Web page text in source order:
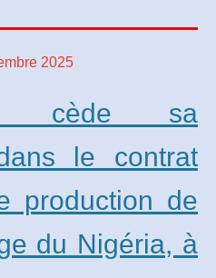
2025
cède sa
le contrat
production de
du Nigéria, à